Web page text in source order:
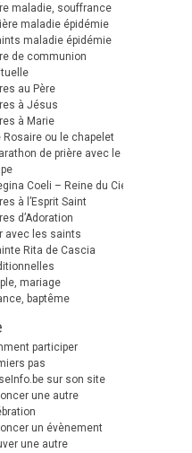
maladie, souffrance
maladie épidémie
maladie épidémie
de communion
au Père
à Jésus
à Marie
Rosaire ou le chapelet
de prière avec le
Coeli – Reine du Ciel
à l’Esprit Saint
d’Adoration
avec les saints
Rita de Cascia
mariage
baptême
participer
pas
sur son site
une autre
un évènement
une autre